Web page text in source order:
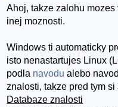
Ahoj, takze zalohu
inej moznosti.
Windows ti automaticky
isto nenastartujes Linux
podla navodu alebo
znalosti, takze pred tym
Databaze znalosti